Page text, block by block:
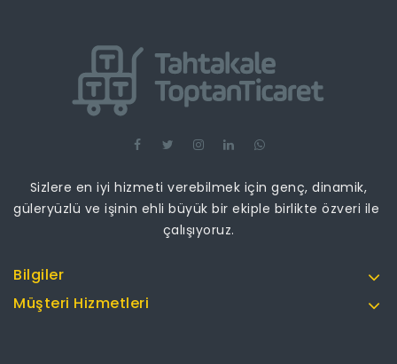
Sizlere en iyi hizmeti verebilmek için genç, dinamik,
güleryüzlü ve işinin ehli büyük bir ekiple birlikte özveri ile
çalışıyoruz.
Bilgiler
Müşteri Hizmetleri